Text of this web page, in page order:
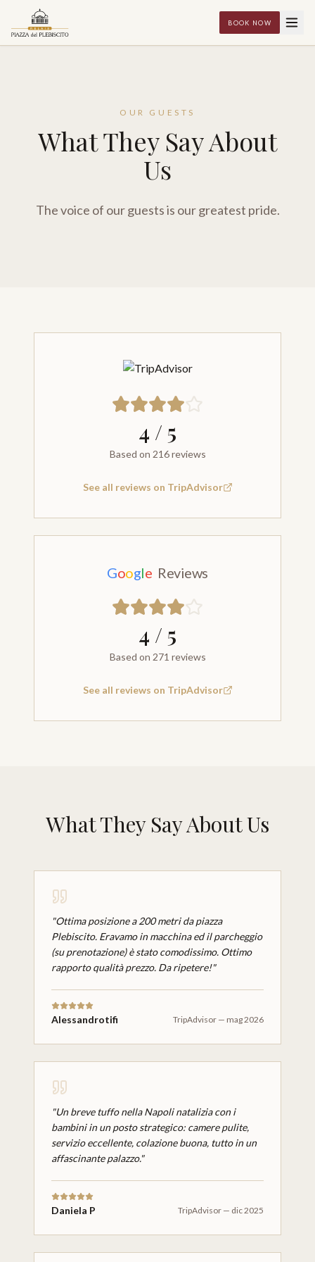
BOOK NOW
OUR GUESTS
What They Say About
Us
The voice of our guests is our greatest pride.
4 / 5
Based on 216 reviews
See all reviews on TripAdvisor
Google Reviews
4 / 5
Based on 271 reviews
See all reviews on TripAdvisor
What They Say About Us
"Ottima posizione a 200 metri da piazza
Plebiscito. Eravamo in macchina ed il parcheggio
(su prenotazione) è stato comodissimo. Ottimo
rapporto qualità prezzo. Da ripetere!"
Alessandrotifi TripAdvisor — mag 2026
"Un breve tuffo nella Napoli natalizia con i
bambini in un posto strategico: camere pulite,
servizio eccellente, colazione buona, tutto in un
affascinante palazzo."
Daniela P TripAdvisor — dic 2025